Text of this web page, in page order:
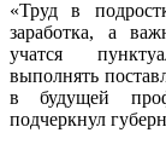
«Труд в
заработка, а
учатся
выполнять
в будущей
подчеркнул